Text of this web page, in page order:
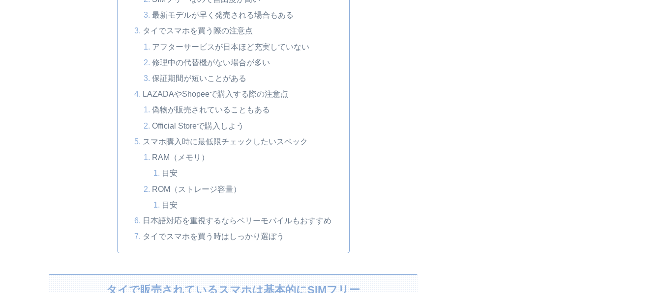
最新モデルが早く発売される場合もある
タイでスマホを買う際の注意点
アフターサービスが日本ほど充実していない
修理中の代替機がない場合が多い
保証期間が短いことがある
LAZADAやShopeeで購入する際の注意点
偽物が販売されていることもある
Official Storeで購入しよう
スマホ購入時に最低限チェックしたいスペック
RAM（メモリ）
目安
ROM（ストレージ容量）
目安
日本語対応を重視するならベリーモバイルもおすすめ
タイでスマホを買う時はしっかり選ぼう
タイで販売されているスマホは基本的にSIMフリー